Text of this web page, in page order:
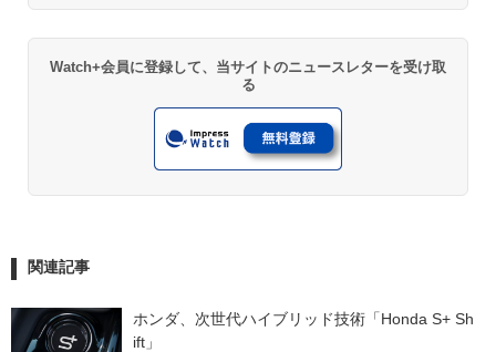
Watch+会員に登録して、当サイトのニュースレターを受け取
る
関連記事
ホンダ、次世代ハイブリッド技術「Honda S+ Sh
ift」